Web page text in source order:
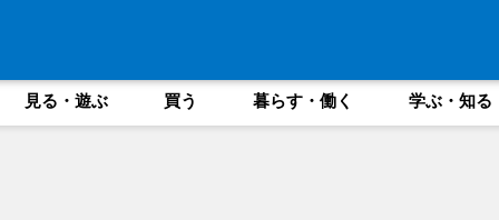
見る・遊ぶ 買う 暮らす・働く 学ぶ・知る